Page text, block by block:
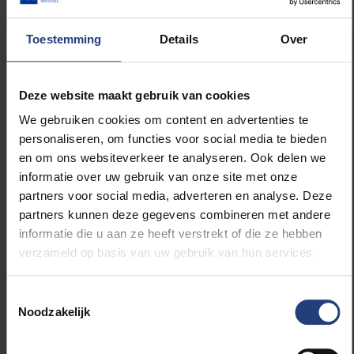
Toestemming Details Over
Deze website maakt gebruik van cookies
We gebruiken cookies om content en advertenties te
personaliseren, om functies voor social media te bieden
en om ons websiteverkeer te analyseren. Ook delen we
informatie over uw gebruik van onze site met onze
partners voor social media, adverteren en analyse. Deze
partners kunnen deze gegevens combineren met andere
informatie die u aan ze heeft verstrekt of die ze hebben
verzameld op basis van uw gebruik van hun services.
Noodzakelijk
“haalbaar en betaalbaar”, vooral een schrijnend
van Beroep veroordeelde onze federale overheid en
de gewesten wegens een tekortschietend
schendt. Bovendien startte de Europese Commissie
eeninbreukprocedureom België te dwingen het
definitieve Klimaat- en Energieplan in te dienen. Het
vonnis is glashelder: België moet zijn uitstoot van
broeikasgassen tegen 2030 met 55% verminderen.
Ondanks deze urgentie blijven fossiele brandstoffen
in België een jaarlijkse financiële subsidie van maar
liefst 15 miljard euro ontvangen. Terwijl deze
ondersteuning in de klimaattransitie en